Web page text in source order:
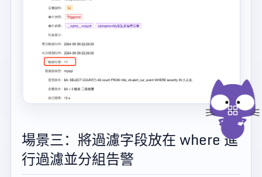
場景三：將過濾字段放在 where 進
行過濾並分組告警